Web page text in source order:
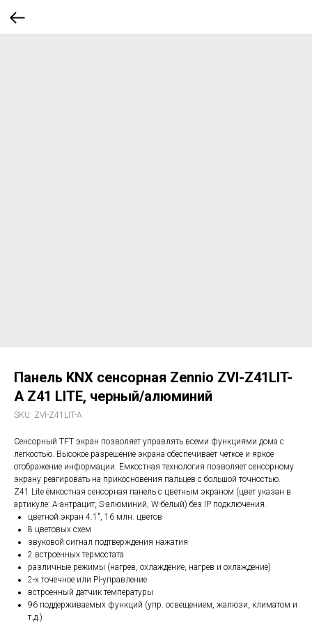
Панель KNX сенсорная Zennio ZVI-Z41LIT-
A Z41 LITE, черный/алюминий
SKU: ZVI-Z41LIT-A
Сенсорный TFT экран позволяет управлять всеми функциями дома с
легкостью. Высокое разрешение экрана обеспечивает четкое и яркое
отображение информации. Ёмкостная технология позволяет сенсорному
экрану реагировать на прикосновения пальцев с большой точностью.
Z41 Lite ёмкостная сенсорная панель с цветным экраном (цвет указан в
артикуле: A-антрацит, S-алюминий, W-белый) без IP подключения.
цветной экран 4.1", 16 млн. цветов
8 цветовых схем
звуковой сигнал подтверждения нажатия
2 встроенных термостата
различные режимы (нагрев, охлаждение, нагрев и охлаждение)
2-х точечное или PI-управление
встроенный датчик температуры
96 поддерживаемых функций (упр. освещением, жалюзи, климатом и
т.д.)